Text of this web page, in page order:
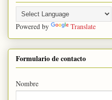
Powered by Translate
Formulario de contacto
Nombre